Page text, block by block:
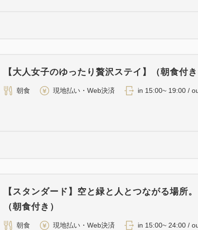
【大人女子のゆったり贅沢ステイ】（朝食付
朝食 現地払い・Web決済 in 15:00~ 19:00 /
【スタンダード】空と緑と人とつながる場所
（朝食付き）
朝食 現地払い・Web決済 in 15:00~ 24:00 /